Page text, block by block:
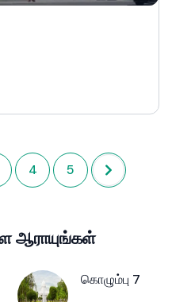
4 5
ஆராயுங்கள்
கொழும்பு 7